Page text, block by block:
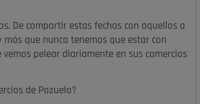
De compartir estas fechas con aquellos a
más que nunca tenemos que estar con
pelear diariamente en sus comercios
de Pozuelo?